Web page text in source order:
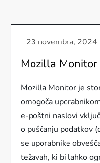
Mozilla Monitor
Mozilla Monitor je
omogoča
e-poštni naslovi
o puščanju podatkov
se uporabnike
težavah, ki bi lahko